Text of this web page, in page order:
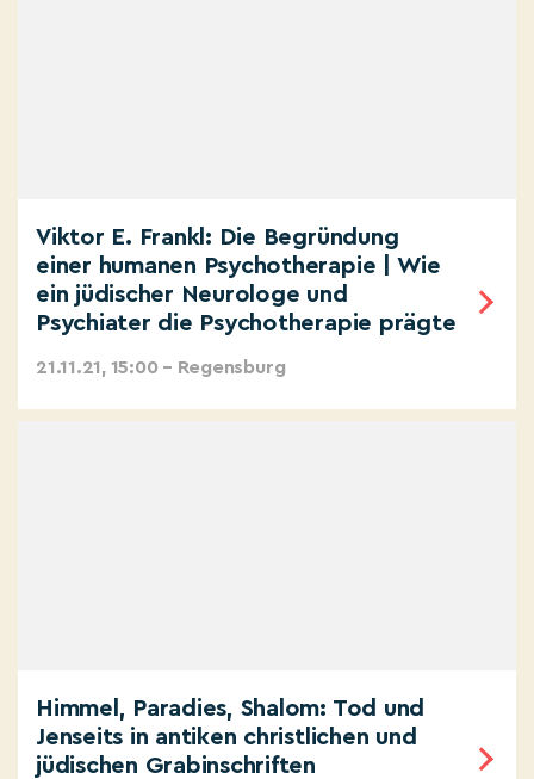
Viktor E. Frankl: Die Begründung
einer humanen Psychotherapie | Wie
ein jüdischer Neurologe und
Psychiater die Psychotherapie prägte
21.11.21, 15:00 – Regensburg
Himmel, Paradies, Shalom: Tod und
Jenseits in antiken christlichen und
jüdischen Grabinschriften